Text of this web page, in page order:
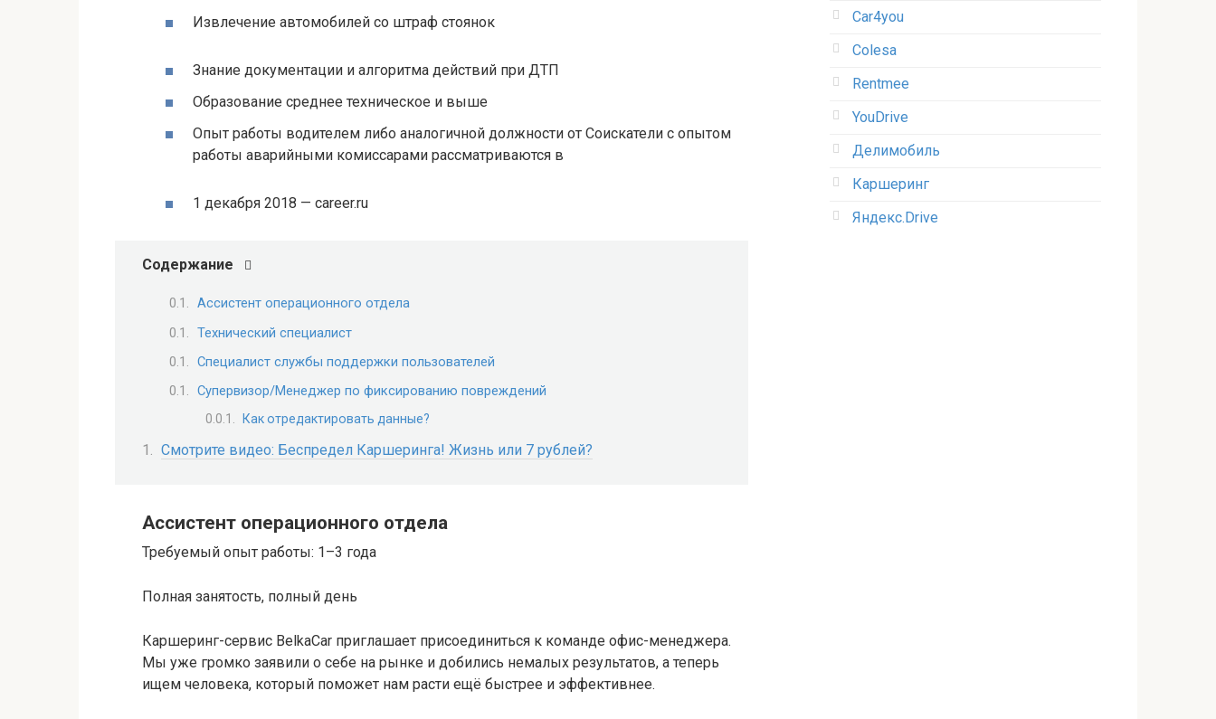
Извлечение автомобилей со штраф стоянок
Знание документации и алгоритма действий при ДТП
Образование среднее техническое и выше
Опыт работы водителем либо аналогичной должности от Соискатели с опытом
работы аварийными комиссарами рассматриваются в
1 декабря 2018 — career.ru
Содержание
Ассистент операционного отдела
Технический специалист
Специалист службы поддержки пользователей
Супервизор/Менеджер по фиксированию повреждений
Как отредактировать данные?
Смотрите видео: Беспредел Каршеринга! Жизнь или 7 рублей?
Ассистент операционного отдела
Требуемый опыт работы: 1–3 года
Полная занятость, полный день
Каршеринг-сервис BelkaCar приглашает присоединиться к команде офис-менеджера.
Мы уже громко заявили о себе на рынке и добились немалых результатов, а теперь
ищем человека, который поможет нам расти ещё быстрее и эффективнее.
Car4you
Colesa
Rentmee
YouDrive
Делимобиль
Каршеринг
Яндекс.Drive